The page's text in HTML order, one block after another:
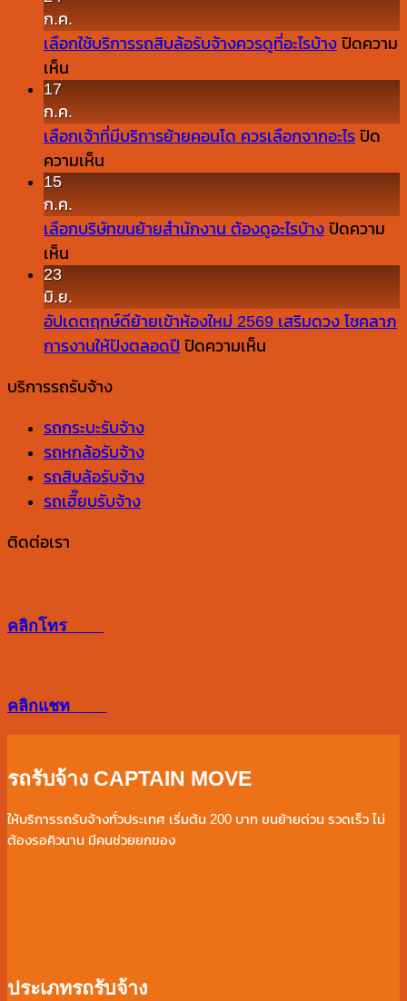
เอง
รถ
กระบะ
ขน
ย้าย
ต่าง
ยัง
ไง
ก.ค.
เลือกใช้บริการรถสิบล้อรับจ้างควรดูที่อะไรบ้าง ปิดความ
เห็น
ใช้
บริการ
รถ
ล้อ
รับจ้าง
ควร
ที่
อะไร
17
ก.ค.
เลือกเจ้าที่มีบริการย้ายคอนโด ควรเลือกจากอะไร ปิด
ความเห็น
ที่
ย้าย
คอน
โด
ควร
จาก
อะไร
15
ก.ค.
เลือกบริษัทขนย้ายสำนักงาน ต้องดูอะไรบ้าง ปิดความ
เห็น
บริษัท
ขน
ย้าย
สำนักงาน
ดู
อะไร
บ้าง
23
มิ.ย.
อัปเดตฤกษ์ดีย้ายเข้าห้องใหม่ 2569 เสริมดวง โชคลาภ
การงานให้ปังตลอดปี ปิดความเห็น
ปัง
บริการรถรับจ้าง
รถกระบะรับจ้าง
รถหกล้อรับจ้าง
รถสิบล้อรับจ้าง
รถเฮี๊ยบรับจ้าง
ติดต่อเรา
คลิกโทร
คลิกแชท
รถรับจ้าง CAPTAIN MOVE
ให้บริการรถรับจ้างทั่วประเทศ เริ่มต้น 200 บาท ขนย้ายด่วน รวดเร็ว ไม่
ต้องรอคิวนาน มีคนช่วยยกของ
ประเภทรถรับจ้าง